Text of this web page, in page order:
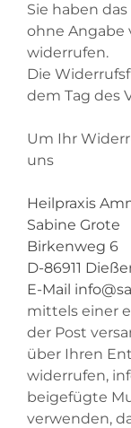
Sie haben
ohne Angabe
widerrufen.
Die
dem Tag des
Um Ihr
uns
Heilpraxis
Sabine Grote
Birkenweg 6
D-86911
E-Mail
mittels einer
der Post
über Ihren
widerrufen,
beigefügte
verwenden,